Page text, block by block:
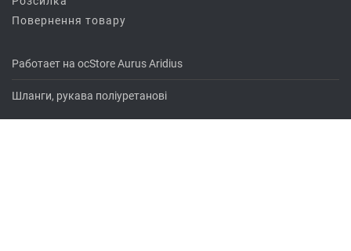
Повернення товару
Работает на ocStoreAurusAridius
Шланги, рукава поліуретанові